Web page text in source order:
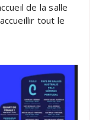
de la salle
tout le